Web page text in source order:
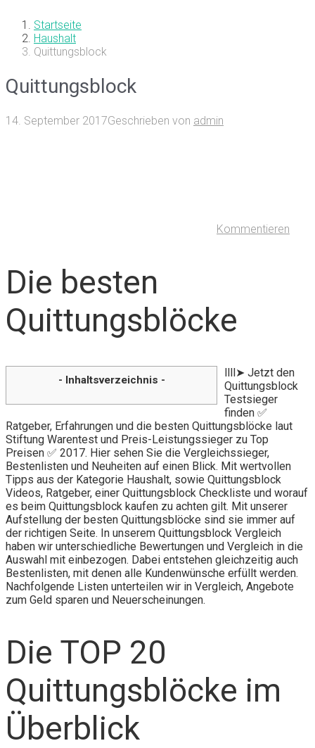
Startseite
Haushalt
Quittungsblock
Quittungsblock
14. September 2017Geschrieben von admin
Kommentieren
Die besten
Quittungsblöcke
- Inhaltsverzeichnis -
llll➤ Jetzt den
Quittungsblock
Testsieger
finden ✅
Ratgeber, Erfahrungen und die besten Quittungsblöcke laut
Stiftung Warentest und Preis-Leistungssieger zu Top
Preisen ✅ 2017. Hier sehen Sie die Vergleichssieger,
Bestenlisten und Neuheiten auf einen Blick. Mit wertvollen
Tipps aus der Kategorie Haushalt, sowie Quittungsblock
Videos, Ratgeber, einer Quittungsblock Checkliste und worauf
es beim Quittungsblock kaufen zu achten gilt. Mit unserer
Aufstellung der besten Quittungsblöcke sind sie immer auf
der richtigen Seite. In unserem Quittungsblock Vergleich
haben wir unterschiedliche Bewertungen und Vergleich in die
Auswahl mit einbezogen. Dabei entstehen gleichzeitig auch
Bestenlisten, mit denen alle Kundenwünsche erfüllt werden.
Nachfolgende Listen unterteilen wir in Vergleich, Angebote
zum Geld sparen und Neuerscheinungen.
Die TOP 20
Quittungsblöcke im
Überblick